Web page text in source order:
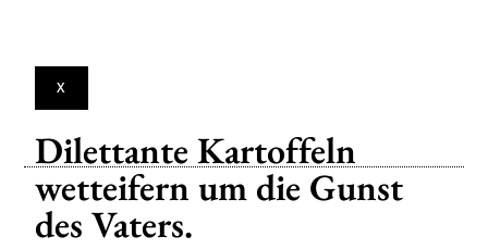
Dilettante Kartoffeln
wetteifern um die Gunst
des Vaters.